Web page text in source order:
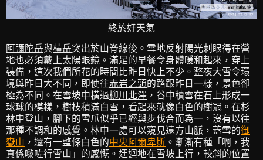
終於好天氣
阿彌陀岳與橫岳突出於山脊線後。雪地反射陽光刺眼得在營
地也必須戴上太陽眼鏡。滿足的早餐令身體暖和起來，穿上
裝備，這次我們所花的時間比昨日快上不少。整夜大雪令環
境與昨日大不同，即使往赤岩之頭的路跟昨日一樣，景色卻
極為不同。在雪坡中橫過柳川北澤 ，谷中積雪在石上形成一
球球的模樣，樹枝積滿白雪，看起來就像白色的樹冠。在杉
林中登山，腳下的雪爪似乎已經與步伐合而為一，沒有以往
那種不調和的感覺。林中一處可以窺見遠方山脈，蓋雪的御
嶽山 ，還有一整條白色的中央阿爾卑斯 。漸漸有種「啊，我
真係嚟咗行雪山」的感慨。迂迴地在雪坡上行，較斜的位置